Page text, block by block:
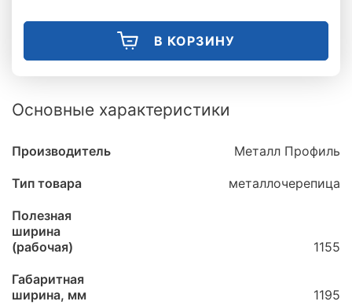
В КОРЗИНУ
Основные характеристики
Производитель Металл Профиль
Тип товара металлочерепица
Полезная
ширина
(рабочая)
1155
Габаритная
ширина, мм
1195